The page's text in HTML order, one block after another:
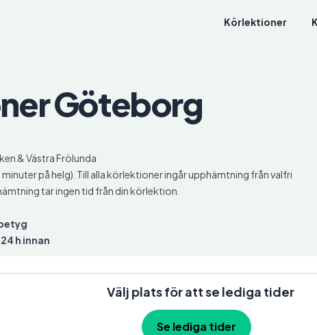
Körlektioner
Göteborg
& Västra Frölunda
på helg). Till alla körlektioner ingår upphämtning från valfri
tar ingen tid från din körlektion.
h innan
Välj plats för att se lediga tider
Se lediga tider